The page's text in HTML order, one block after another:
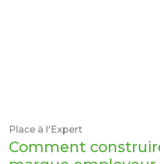
Place à l'Expert
Comment